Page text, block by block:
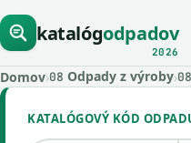
katalógodpadov
2026
Domov›08 Odpady z výroby›
KATALÓGOVÝ KÓD